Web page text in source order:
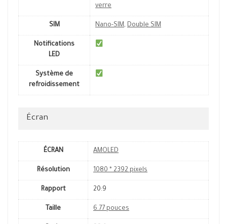
verre
SIM Nano-SIM, Double SIM
Notifications
LED
Système de
refroidissement
Écran
ÉCRAN AMOLED
Résolution 1080 * 2392 pixels
Rapport 20:9
Taille 6.77 pouces